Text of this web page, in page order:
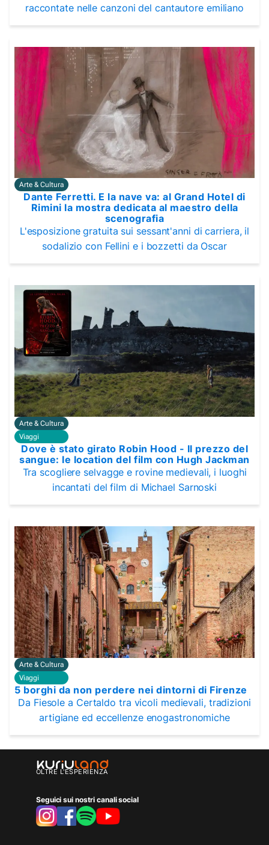
raccontate nelle canzoni del cantautore emiliano
Arte & Cultura
Dante Ferretti. E la nave va: al Grand Hotel di
Rimini la mostra dedicata al maestro della
scenografia
L'esposizione gratuita sui sessant'anni di carriera, il
sodalizio con Fellini e i bozzetti da Oscar
Arte & Cultura
Viaggi
Dove è stato girato Robin Hood - Il prezzo del
sangue: le location del film con Hugh Jackman
Tra scogliere selvagge e rovine medievali, i luoghi
incantati del film di Michael Sarnoski
Arte & Cultura
Viaggi
5 borghi da non perdere nei dintorni di Firenze
Da Fiesole a Certaldo tra vicoli medievali, tradizioni
artigiane ed eccellenze enogastronomiche
OLTRE L'ESPERIENZA
Seguici sui nostri canali social